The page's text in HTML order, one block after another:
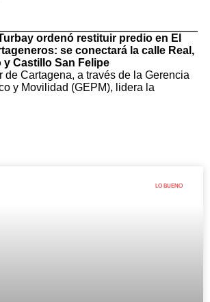
ordenó restituir predio en El
se conectará la calle Real,
Castillo San Felipe
de Cartagena, a través de la Gerencia
y Movilidad (GEPM), lidera la
LO BUENO